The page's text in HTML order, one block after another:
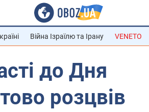
Війна Ізраїлю та Ірану VENETO
до Дня
розцвів